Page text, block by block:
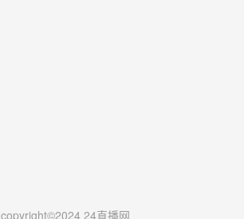
copyright©2024 24直播网